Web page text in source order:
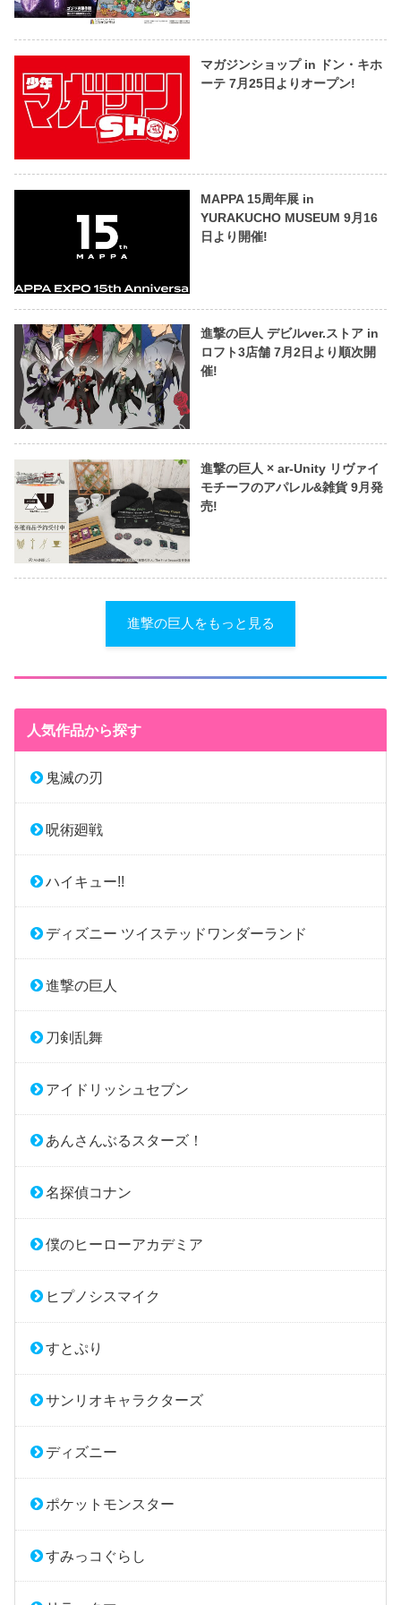
マガジンショップ in ドン・キホ
ーテ 7月25日よりオープン!
MAPPA 15周年展 in
YURAKUCHO MUSEUM 9月16
日より開催!
進撃の巨人 デビルver.ストア in
ロフト3店舗 7月2日より順次開
催!
進撃の巨人 × ar-Unity リヴァイ
モチーフのアパレル&雑貨 9月発
売!
進撃の巨人をもっと見る
人気作品から探す
鬼滅の刃
呪術廻戦
ハイキュー!!
ディズニー ツイステッドワンダーランド
進撃の巨人
刀剣乱舞
アイドリッシュセブン
あんさんぶるスターズ！
名探偵コナン
僕のヒーローアカデミア
ヒプノシスマイク
すとぷり
サンリオキャラクターズ
ディズニー
ポケットモンスター
すみっコぐらし